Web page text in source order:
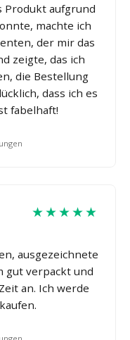
Produkt aufgrund
machte ich
der mir das
zeigte, das ich
die Bestellung
dass ich es
fabelhaft!
★★★★★
ausgezeichnete
gut verpackt und
an. Ich werde